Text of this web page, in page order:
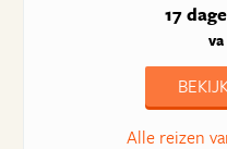
17
va
Alle reizen